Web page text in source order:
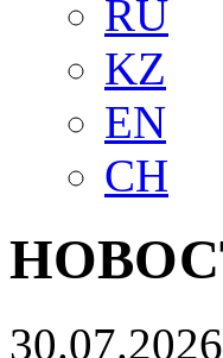
RU
KZ
EN
CH
30.07.2026